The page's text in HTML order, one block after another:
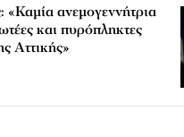
«Καμία ανεμογεννήτρια
και πυρόπληκτες
Αττικής»